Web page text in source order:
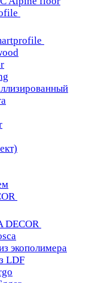
DECOR
экополимера
LDF